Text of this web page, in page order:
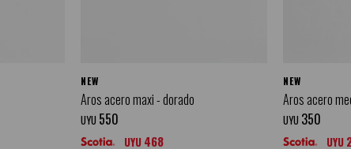
NEW
Aros acero maxi - dorado
UYU 550
UYU 468
NEW
Aros acero
UYU 350
UYU